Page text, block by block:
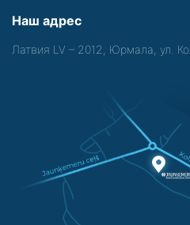
Наш адрес
Латвия LV – 2012, Юрмала, ул.